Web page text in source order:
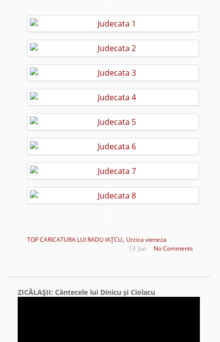
TOP CARICATURA LUI RADU IAŢCU, Urzica vieneza
No Comments
Jun
13
ZICĂLAŞII: Cântecele lui Dinicu şi Ciolacu